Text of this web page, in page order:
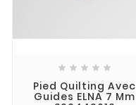
    
Pied Quilting Avec
Guides ELNA 7 Mm